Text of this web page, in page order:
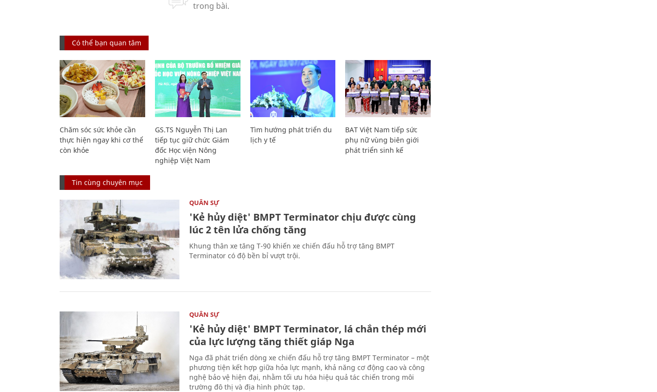
Có thể bạn quan tâm
Chăm sóc sức khỏe cần
thực hiện ngay khi cơ thể
còn khỏe
GS.TS Nguyễn Thị Lan
tiếp tục giữ chức Giám
đốc Học viện Nông
nghiệp Việt Nam
Tìm hướng phát triển du
lịch y tế
BAT Việt Nam tiếp sức
phụ nữ vùng biên giới
phát triển sinh kế
Tin cùng chuyên mục
QUÂN SỰ
'Kẻ hủy diệt' BMPT Terminator chịu được cùng
lúc 2 tên lửa chống tăng
Khung thân xe tăng T-90 khiến xe chiến đấu hỗ trợ tăng BMPT
Terminator có độ bền bỉ vượt trội.
QUÂN SỰ
'Kẻ hủy diệt' BMPT Terminator, lá chắn thép mới
của lực lượng tăng thiết giáp Nga
Nga đã phát triển dòng xe chiến đấu hỗ trợ tăng BMPT Terminator – một
phương tiện kết hợp giữa hỏa lực mạnh, khả năng cơ động cao và công
nghệ bảo vệ hiện đại, nhằm tối ưu hóa hiệu quả tác chiến trong môi
trường đô thị và địa hình phức tạp.